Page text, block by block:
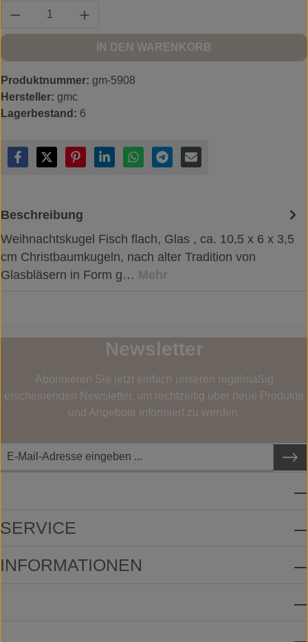
Produkt Anzahl: Gib den gewünschten Wert
IN DEN WARENKORB
Produktnummer: gm-5908
Hersteller: gmc
Lagerbestand: 6
Beschreibung
Weihnachtskugel Fisch flach, Glas , ca. 10,5 x 6 x 3,5
cm Christbaumkugeln, nach alter Tradition von
Glasbläsern in Form g… Mehr
Newsletter
Abonnieren Sie jetzt einfach unseren regelmäßig
erscheinenden Newsletter, um rechtzeitig über neue Produkte
und Angebote informiert zu werden.
SERVICE
INFORMATIONEN